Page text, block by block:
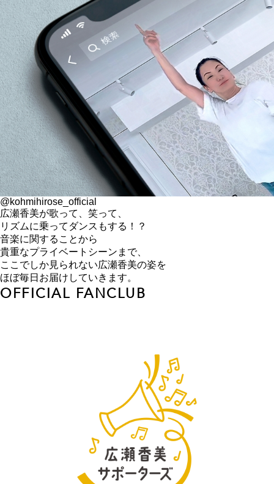
@kohmihirose_official
広瀬香美が歌って、笑って、
リズムに乗ってダンスもする！？
音楽に関することから
貴重なプライベートシーンまで、
ここでしか見られない広瀬香美の姿を
ほぼ毎日お届けしていきます。
OFFICIAL FANCLUB